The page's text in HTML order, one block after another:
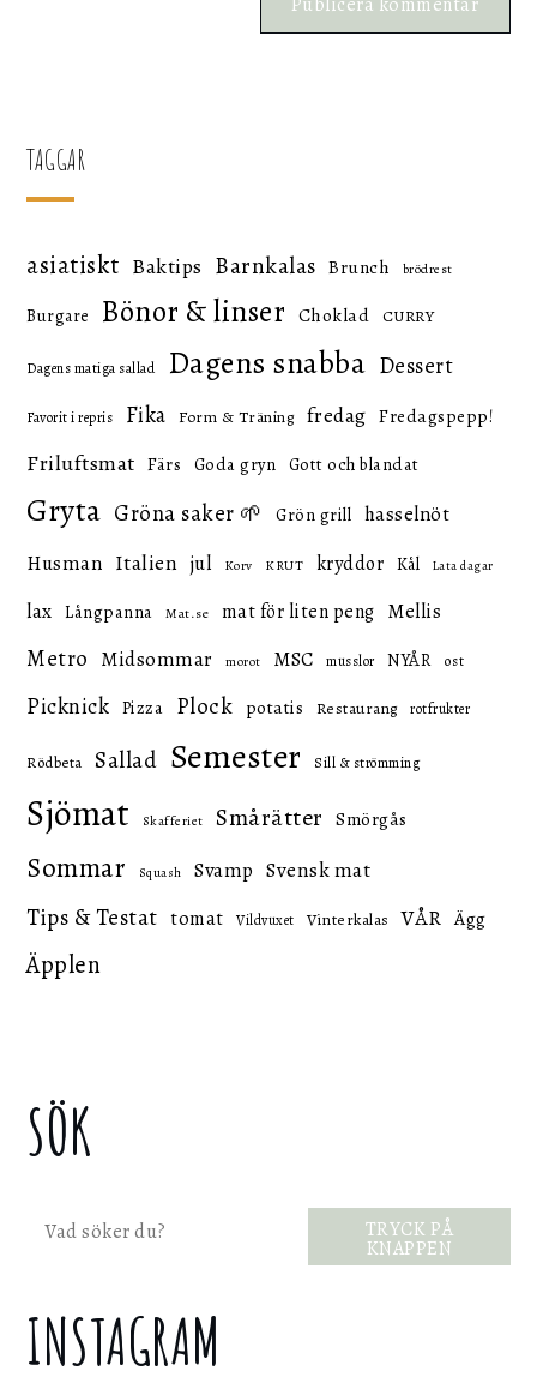
TAGGAR
asiatiskt Baktips Barnkalas Brunch brödrest
Burgare Bönor & linser Choklad CURRY
Dagens matiga sallad Dagens snabba Dessert
Favorit i repris Fika Form & Träning fredag Fredagspepp!
Friluftsmat Färs Goda gryn Gott och blandat
Gryta Gröna saker 🌱 Grön grill hasselnöt
Husman Italien jul Korv KRUT kryddor Kål Lata dagar
lax Långpanna Mat.se mat för liten peng Mellis
Metro Midsommar morot MSC musslor NYÅR ost
Picknick Pizza Plock potatis Restaurang rotfrukter
Rödbeta Sallad Semester Sill & strömming
Sjömat Skafferiet Smårätter Smörgås
Sommar Squash Svamp Svensk mat
Tips & Testat tomat Vildvuxet Vinterkalas VÅR Ägg
Äpplen
SÖK
Sök TRYCK PÅ
KNAPPEN
INSTAGRAM